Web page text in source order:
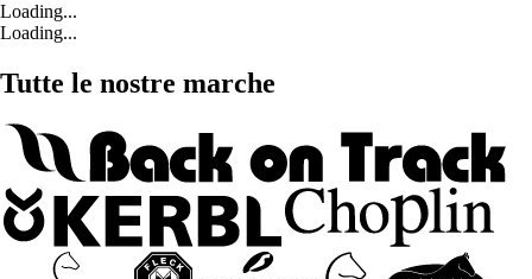
Loading...
Loading...
Tutte le nostre marche